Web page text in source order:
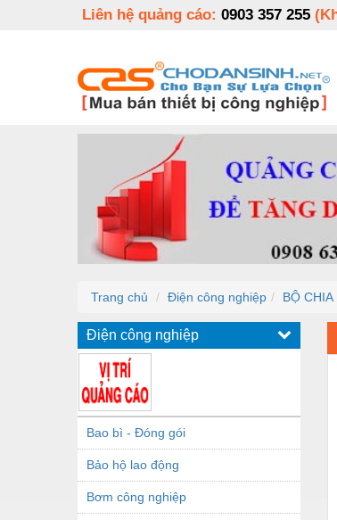
Liên hệ quảng cáo: 0903 357 255
Trang chủ Điện công nghiệp BỘ
Điện công nghiệp
Bao bì - Đóng gói
Bảo hộ lao động
Bơm công nghiệp